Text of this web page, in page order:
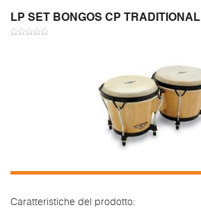
LP SET BONGOS CP TRADITIONAL
Caratteristiche del prodotto: